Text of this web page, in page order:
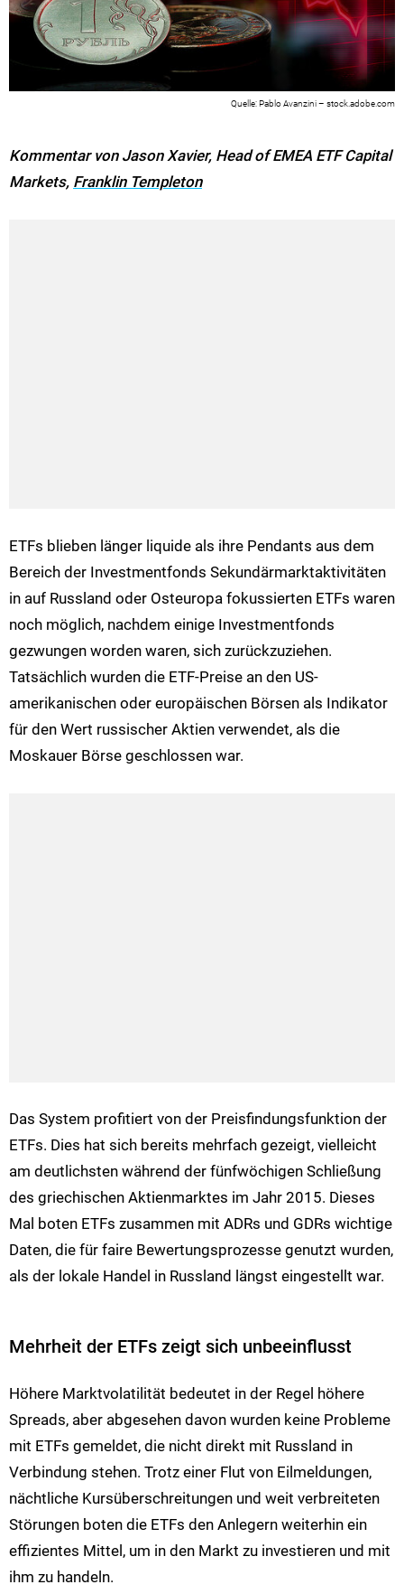
Pablo Avanzini – stock.adobe.com
Kommentar von Jason Xavier, Head of EMEA ETF Capital
Markets, Franklin Templeton
ETFs blieben länger liquide als ihre Pendants aus dem
Bereich der Investmentfonds Sekundärmarktaktivitäten
in auf Russland oder Osteuropa fokussierten ETFs waren
noch möglich, nachdem einige Investmentfonds
gezwungen worden waren, sich zurückzuziehen.
Tatsächlich wurden die ETF-Preise an den US-
amerikanischen oder europäischen Börsen als Indikator
für den Wert russischer Aktien verwendet, als die
Moskauer Börse geschlossen war.
Das System profitiert von der Preisfindungsfunktion der
ETFs. Dies hat sich bereits mehrfach gezeigt, vielleicht
am deutlichsten während der fünfwöchigen Schließung
des griechischen Aktienmarktes im Jahr 2015. Dieses
Mal boten ETFs zusammen mit ADRs und GDRs wichtige
Daten, die für faire Bewertungsprozesse genutzt wurden,
als der lokale Handel in Russland längst eingestellt war.
Mehrheit der ETFs zeigt sich unbeeinflusst
Höhere Marktvolatilität bedeutet in der Regel höhere
Spreads, aber abgesehen davon wurden keine Probleme
mit ETFs gemeldet, die nicht direkt mit Russland in
Verbindung stehen. Trotz einer Flut von Eilmeldungen,
nächtliche Kursüberschreitungen und weit verbreiteten
Störungen boten die ETFs den Anlegern weiterhin ein
effizientes Mittel, um in den Markt zu investieren und mit
ihm zu handeln.